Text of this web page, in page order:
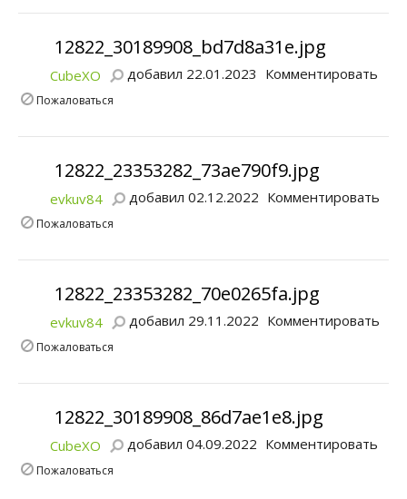
12822_30189908_bd7d8a31e.jpg
CubeXO добавил 22.01.2023 Комментировать
Пожаловаться
12822_23353282_73ae790f9.jpg
evkuv84 добавил 02.12.2022 Комментировать
Пожаловаться
12822_23353282_70e0265fa.jpg
evkuv84 добавил 29.11.2022 Комментировать
Пожаловаться
12822_30189908_86d7ae1e8.jpg
CubeXO добавил 04.09.2022 Комментировать
Пожаловаться